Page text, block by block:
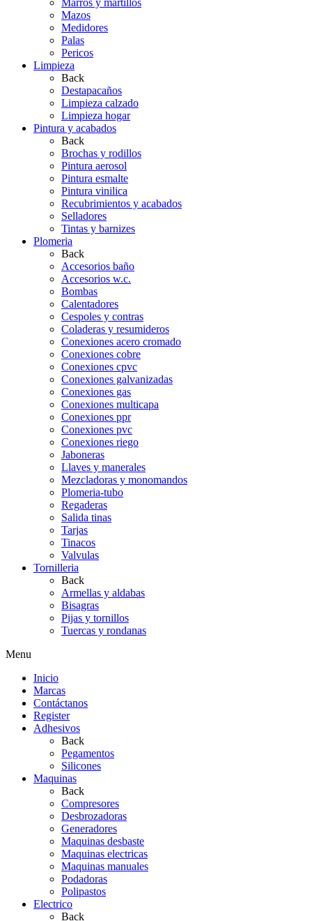
Marros y martillos
Mazos
Medidores
Palas
Pericos
Limpieza
Back
Destapacaños
Limpieza calzado
Limpieza hogar
Pintura y acabados
Back
Brochas y rodillos
Pintura aerosol
Pintura esmalte
Pintura vinilica
Recubrimientos y acabados
Selladores
Tintas y barnizes
Plomeria
Back
Accesorios baño
Accesorios w.c.
Bombas
Calentadores
Cespoles y contras
Coladeras y resumideros
Conexiones acero cromado
Conexiones cobre
Conexiones cpvc
Conexiones galvanizadas
Conexiones gas
Conexiones multicapa
Conexiones ppr
Conexiones pvc
Conexiones riego
Jaboneras
Llaves y manerales
Mezcladoras y monomandos
Plomeria-tubo
Regaderas
Salida tinas
Tarjas
Tinacos
Valvulas
Tornilleria
Back
Armellas y aldabas
Bisagras
Pijas y tornillos
Tuercas y rondanas
Menu
Inicio
Marcas
Contáctanos
Register
Adhesivos
Back
Pegamentos
Silicones
Maquinas
Back
Compresores
Desbrozadoras
Generadores
Maquinas desbaste
Maquinas electricas
Maquinas manuales
Podadoras
Polipastos
Electrico
Back